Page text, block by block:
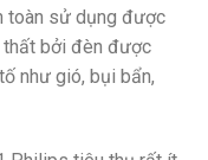
toàn sử dụng được
thất bởi đèn được
như gió, bụi bẩn,